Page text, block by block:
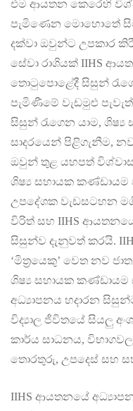
එම ආයතන කෙරෙහි
පැමිණෙන මොහොතේ
දක්වා ඔවුන්ට උපකාර
සේවා රාශියක් IIHS
තොටුපොළේදී සිසුන්
පැමිණීමේ වැඩමුළු
සිසුන් රැගෙන යාම,
සාදරයෙන් පිළිගැනීම,
ඔවුන් තුළ යහපත්
ශිෂ්‍ය සහායක කණ්ඩායම
උපදේශක වැඩසටහන
විරිත් සහ IIHS
සිසුන්ව දැනුවත් කරයි.
‘මිත්‍රයෙකු’ වෙත නව
ශිෂ්‍ය සහායක කණ්ඩායම
අධ්‍යාපනය හදාරන
විද්‍යාල ජීවිතයේ සියලු
කාර්ය සාධනය,
තොරතුරු, උපදෙස් සහ
IIHS ආයතනයේ